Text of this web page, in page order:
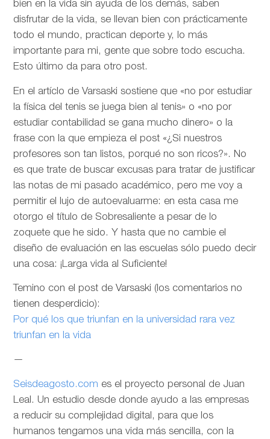
bien en la vida sin ayuda de los demás, saben
disfrutar de la vida, se llevan bien con prácticamente
todo el mundo, practican deporte y, lo más
importante para mi, gente que sobre todo escucha.
Esto último da para otro post.
En el artíclo deVarsaski sostiene que «no por estudiar
la física del tenis se juega bien al tenis» o «no por
estudiar contabilidad se gana mucho dinero» o la
frase con la que empieza el post «¿Si nuestros
profesores son tan listos, porqué no son ricos?». No
es que trate de buscar excusas para tratar de justificar
las notas de mi pasado académico, pero me voy a
permitir el lujo de autoevaluarme: en esta casa me
otorgo el título de Sobresaliente a pesar de lo
zoquete que he sido. Y hasta que no cambie el
diseño de evaluación en las escuelas sólo puedo decir
una cosa: ¡Larga vida al Suficiente!
Temino con el post de Varsaski (los comentarios no
tienen desperdicio):
Por qué los que triunfan en la universidad rara vez
triunfan en la vida
—
Seisdeagosto.com es el proyecto personal de Juan
Leal. Un estudio desde donde ayudo a las empresas
a reducir su complejidad digital, para que los
humanos tengamos una vida más sencilla, con la